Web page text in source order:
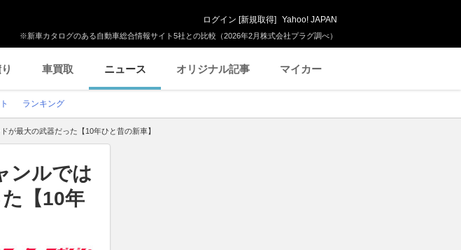
※新車カタログのある自動車総合情報サイト5社との比較（2026年2月株式会社プラグ調べ）
ログイン [新規取得] Yahoo! JAPAN
車買取 ニュース オリジナル記事 マイカー
ランキング
が最大の武器だった【10年ひと昔の新車】
ンルでは
【10年